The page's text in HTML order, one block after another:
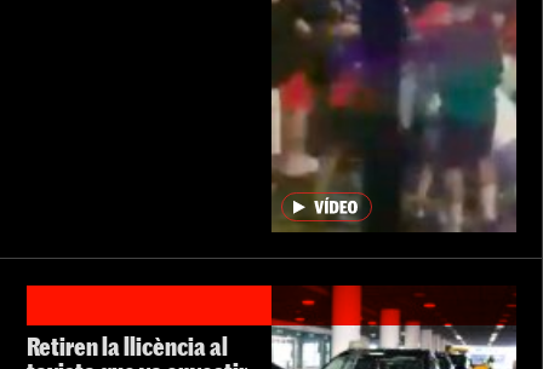
Retiren la llicència al